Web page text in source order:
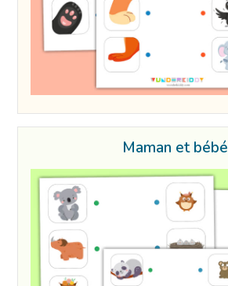
Maman et bébé